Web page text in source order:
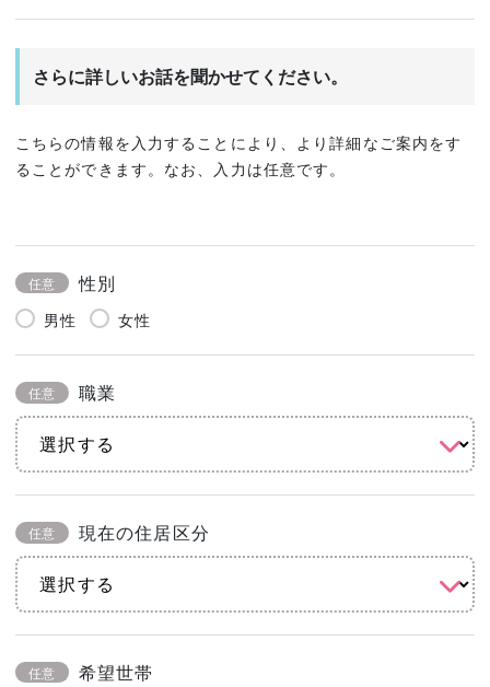
さらに詳しいお話を聞かせてください。
こちらの情報を入力することにより、より詳細なご案内をす
ることができます。なお、入力は任意です。
任意 性別
男性 女性
任意 職業
任意 現在の住居区分
任意 希望世帯